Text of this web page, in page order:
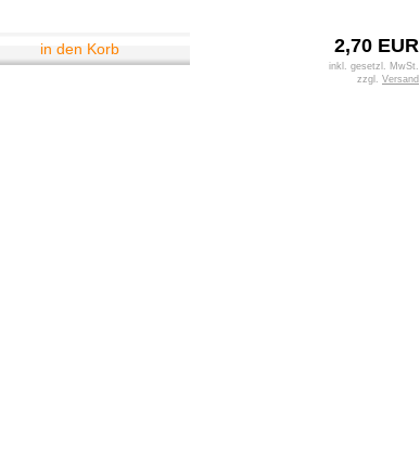
2,70 EUR
inkl. gesetzl. MwSt.
zzgl. Versand
in den Korb